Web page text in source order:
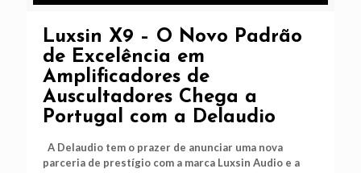
Luxsin X9 – O Novo Padrão
de Excelência em
Amplificadores de
Auscultadores Chega a
Portugal com a Delaudio
A Delaudio tem o prazer de anunciar uma nova
parceria de prestígio com a marca Luxsin Audio e a